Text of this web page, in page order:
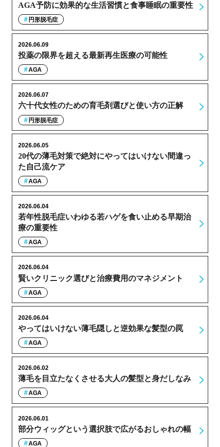
AGA予防に効果的な生活習慣と食事睡眠の重要性
円形脱毛症
投薬の限界を超える最新再生医療の可能性
2026.06.09
AGA
六十代女性のための育毛剤選びと使い方の正解
2026.06.07
円形脱毛症
20代の薄毛対策で絶対にやってはいけない間違っ
た自己流ケア
2026.06.05
AGA
若年性脱毛症いわゆる若ハゲを食い止める早期治
療の重要性
2026.06.04
AGA
賢いクリニック選びと治療費用のマネジメント
2026.06.04
AGA
やってはいけない薄毛隠しと逆効果な髪型の罠
2026.06.04
AGA
薄毛を目立たなくさせる大人の髪型と身だしなみ
2026.06.02
AGA
部分ウィッグという選択肢で広がるおしゃれの幅
2026.06.01
AGA